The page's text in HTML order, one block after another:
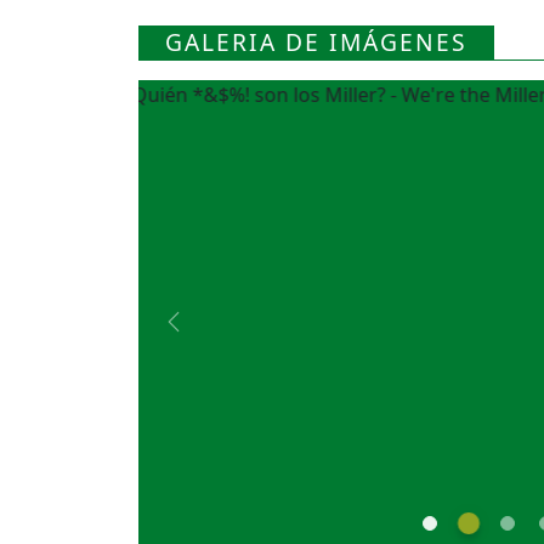
GALERIA DE IMÁGENES
Previous